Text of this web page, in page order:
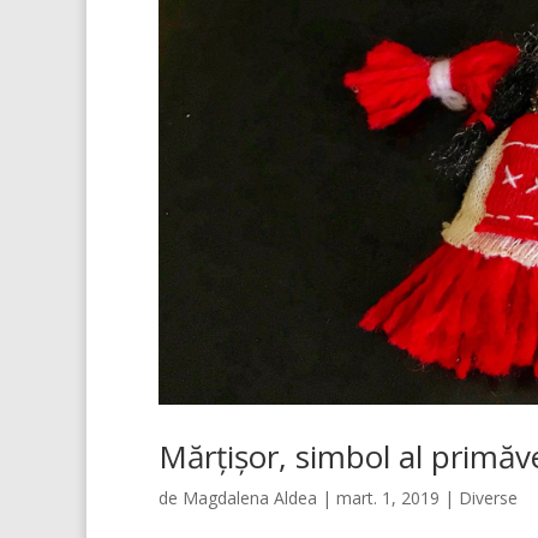
Mărțișor, simbol al
de Magdalena Aldea | mart. 1, 2019 | Diverse